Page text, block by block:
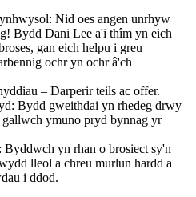
Nid oes angen unrhyw
Bydd Dani Lee a'i thîm yn eich
gan eich helpu i greu
ochr yn ochr â'ch
– Darperir teils ac offer.
Bydd gweithdai yn rhedeg drwy
ymuno pryd bynnag yr
Byddwch yn rhan o brosiect sy'n
lleol a chreu murlun hardd a
i ddod.